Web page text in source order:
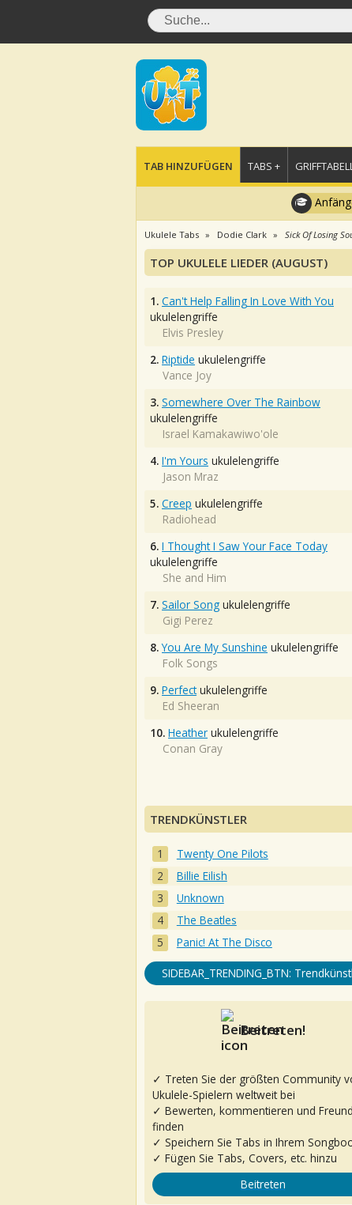
TAB HINZUFÜGEN TABS +
Ukulele Tabs Dodie Clark Sick Of Losing
TOP UKULELE LIEDER (AUGUST)
1. Can't Help Falling In Love With You
ukulelengriffe
Elvis Presley
2. Riptide ukulelengriffe
Vance Joy
3. Somewhere Over The Rainbow
ukulelengriffe
Israel Kamakawiwo'ole
4. I'm Yours ukulelengriffe
Jason Mraz
5. Creep ukulelengriffe
Radiohead
6. I Thought I Saw Your Face Today
ukulelengriffe
She and Him
7. Sailor Song ukulelengriffe
Gigi Perez
8. You Are My Sunshine ukulelengriffe
Folk Songs
9. Perfectukulelengriffe
Ed Sheeran
10. Heather ukulelengriffe
Conan Gray
TRENDKÜNSTLER
Twenty One Pilots
Billie Eilish
Unknown
The Beatles
Panic! At The Disco
SIDEBAR_TRENDING_BTN:
Beitreten!
✓ Treten Sie der größten Community
Ukulele-Spielern weltweit bei
✓ Bewerten, kommentieren und
finden
✓ Speichern Sie Tabs in Ihrem
✓ Fügen Sie Tabs, Covers, etc. hinzu
Beitreten